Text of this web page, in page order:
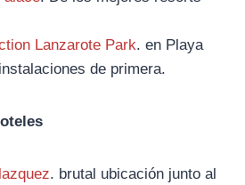
Lanzarote Park. en Playa
de primera.
. brutal ubicación junto al